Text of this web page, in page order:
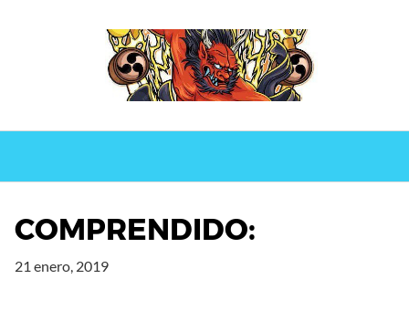
COMPRENDIDO:
21 enero, 2019